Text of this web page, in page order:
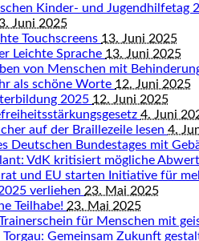
Kinder- und Jugendhilfetag
Juni 2025
Touchscreens 13. Juni 2025
Leichte Sprache 13. Juni 2025
von Menschen mit
als schöne Worte 12. Juni 2025
2025 12. Juni 2025
4. Juni
auf der Braillezeile lesen 4.
Deutschen Bundestages mit
VdK kritisiert mögliche
und EU starten Initiative für
verliehen 23. Mai 2025
Teilhabe! 23. Mai 2025
für Menschen mit
Gemeinsam Zukunft